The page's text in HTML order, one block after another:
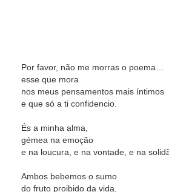
Por favor, não me morras o poema…
esse que mora
nos meus pensamentos mais íntimos
e que só a ti confidencio.
És a minha alma,
gémea na emoção
e na loucura, e na vontade, e na
Ambos bebemos o sumo
do fruto proibido da vida,